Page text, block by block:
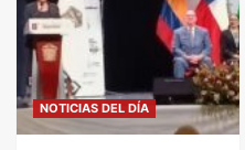
NOTICIAS DEL DÍA